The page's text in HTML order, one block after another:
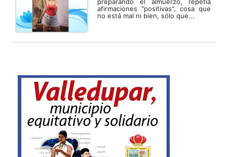
preparando el almuerzo, repetía
afirmaciones "positivas", cosa que
no está mal ni bien, sólo que...